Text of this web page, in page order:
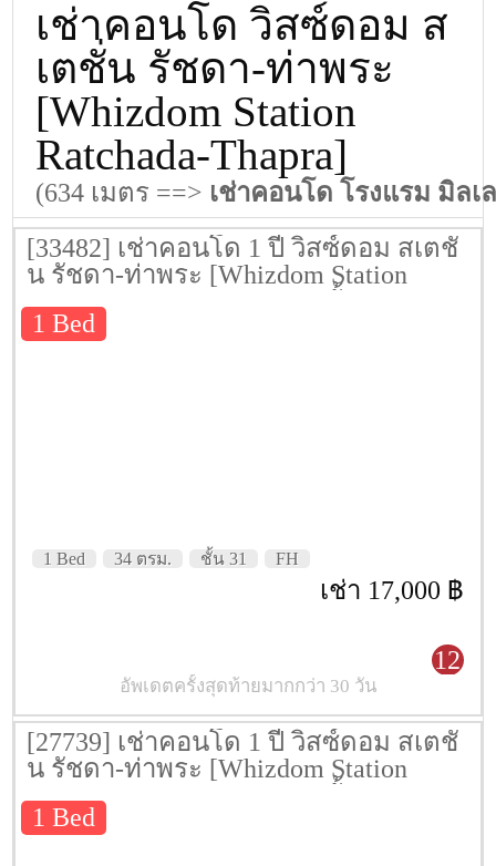
เช่าคอนโด วิสซ์ดอม ส
เตชั่น รัชดา-ท่าพระ
[Whizdom Station
Ratchada-Thapra]
(634 เมตร ==> เช่าคอนโด โรงแรม มิล
[33482] เช่าคอนโด 1 ปี วิสซ์ดอม สเตชั่
น รัชดา-ท่าพระ [Whizdom Station
Ratchada-Thapra] 34 ตรม. ชั้น 31
1 Bed
1 Bed 34 ตรม. ชั้น 31 FH
เช่า 17,000 ฿
12
อัพเดตครั้งสุดท้ายมากกว่า 30 วัน
[27739] เช่าคอนโด 1 ปี วิสซ์ดอม สเตชั่
น รัชดา-ท่าพระ [Whizdom Station
Ratchada-Thapra] 26 ตรม. ชั้น 12A
1 Bed